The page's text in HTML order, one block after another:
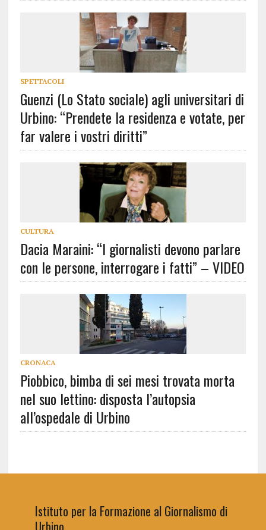
SPETTACOLI
Guenzi (Lo Stato sociale) agli universitari di
Urbino: “Prendete la residenza e votate, per
far valere i vostri diritti”
CULTURA
Dacia Maraini: “I giornalisti devono parlare
con le persone, interrogare i fatti” – VIDEO
CRONACA
Piobbico, bimba di sei mesi trovata morta
nel suo lettino: disposta l’autopsia
all’ospedale di Urbino
Istituto per la Formazione al Giornalismo di
Urbino